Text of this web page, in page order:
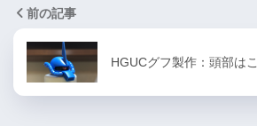
前の記事
HGUCグフ製作：頭部は